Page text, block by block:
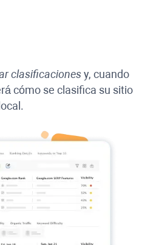
clasificacionesy, cuando
cómo se clasifica su sitio